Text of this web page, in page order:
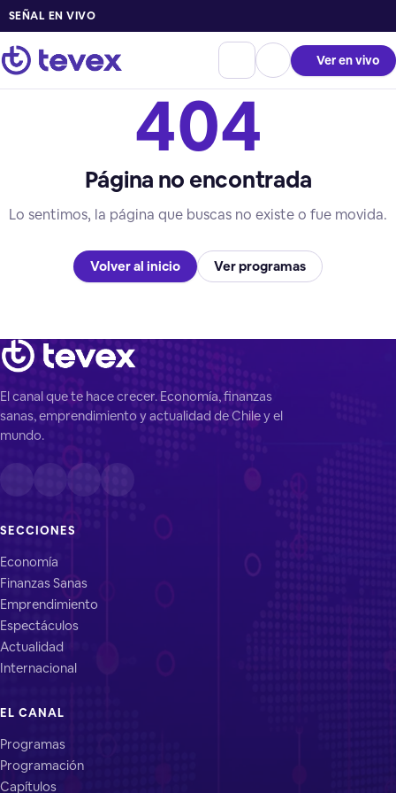
SEÑAL EN VIVO
Ver en vivo
404
Página no encontrada
Lo sentimos, la página que buscas no existe o fue movida.
Volver al inicio Ver programas
El canal que te hace crecer. Economía, finanzas
sanas, emprendimiento y actualidad de Chile y el
mundo.
SECCIONES
Economía
Finanzas Sanas
Emprendimiento
Espectáculos
Actualidad
Internacional
EL CANAL
Programas
Programación
Capítulos